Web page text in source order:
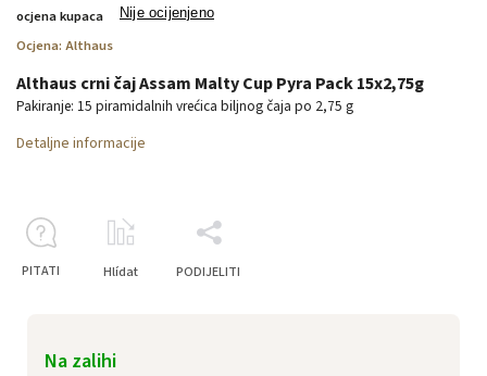
ocjena kupaca Nije ocijenjeno
Ocjena: Althaus
Na zalihi
Althaus crni čaj Assam Malty Cup Pyra Pack 15x2,75g
Pakiranje: 15 piramidalnih vrećica biljnog čaja po 2,75 g
Detaljne informacije
PITATI Hlídat PODIJELITI